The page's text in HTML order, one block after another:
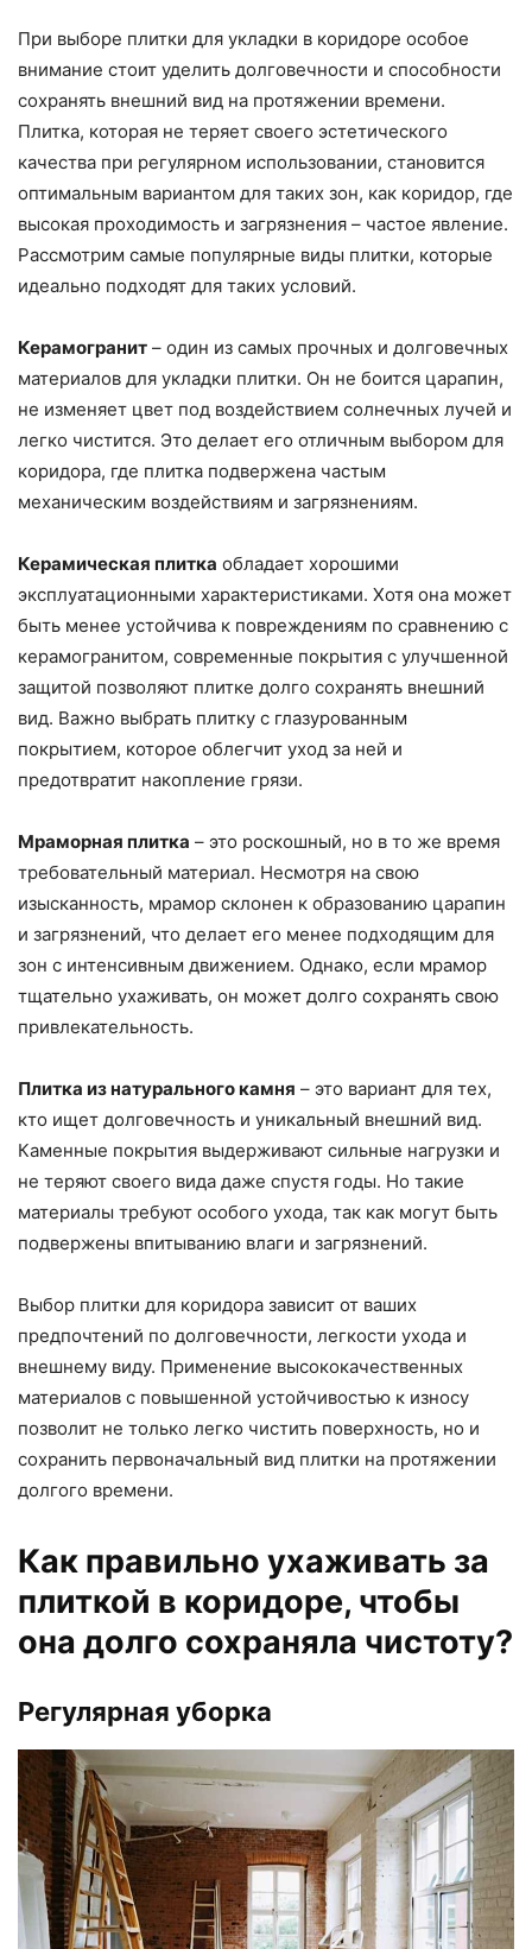
При выборе плитки для укладки в коридоре особое
внимание стоит уделить долговечности и способности
сохранять внешний вид на протяжении времени.
Плитка, которая не теряет своего эстетического
качества при регулярном использовании, становится
оптимальным вариантом для таких зон, как коридор, где
высокая проходимость и загрязнения – частое явление.
Рассмотрим самые популярные виды плитки, которые
идеально подходят для таких условий.
Керамогранит – один из самых прочных и долговечных
материалов для укладки плитки. Он не боится царапин,
не изменяет цвет под воздействием солнечных лучей и
легко чистится. Это делает его отличным выбором для
коридора, где плитка подвержена частым
механическим воздействиям и загрязнениям.
Керамическая плитка обладает хорошими
эксплуатационными характеристиками. Хотя она может
быть менее устойчива к повреждениям по сравнению с
керамогранитом, современные покрытия с улучшенной
защитой позволяют плитке долго сохранять внешний
вид. Важно выбрать плитку с глазурованным
покрытием, которое облегчит уход за ней и
предотвратит накопление грязи.
Мраморная плитка – это роскошный, но в то же время
требовательный материал. Несмотря на свою
изысканность, мрамор склонен к образованию царапин
и загрязнений, что делает его менее подходящим для
зон с интенсивным движением. Однако, если мрамор
тщательно ухаживать, он может долго сохранять свою
привлекательность.
Плитка из натурального камня – это вариант для тех,
кто ищет долговечность и уникальный внешний вид.
Каменные покрытия выдерживают сильные нагрузки и
не теряют своего вида даже спустя годы. Но такие
материалы требуют особого ухода, так как могут быть
подвержены впитыванию влаги и загрязнений.
Выбор плитки для коридора зависит от ваших
предпочтений по долговечности, легкости ухода и
внешнему виду. Применение высококачественных
материалов с повышенной устойчивостью к износу
позволит не только легко чистить поверхность, но и
сохранить первоначальный вид плитки на протяжении
долгого времени.
Как правильно ухаживать за
плиткой в коридоре, чтобы
она долго сохраняла чистоту?
Регулярная уборка